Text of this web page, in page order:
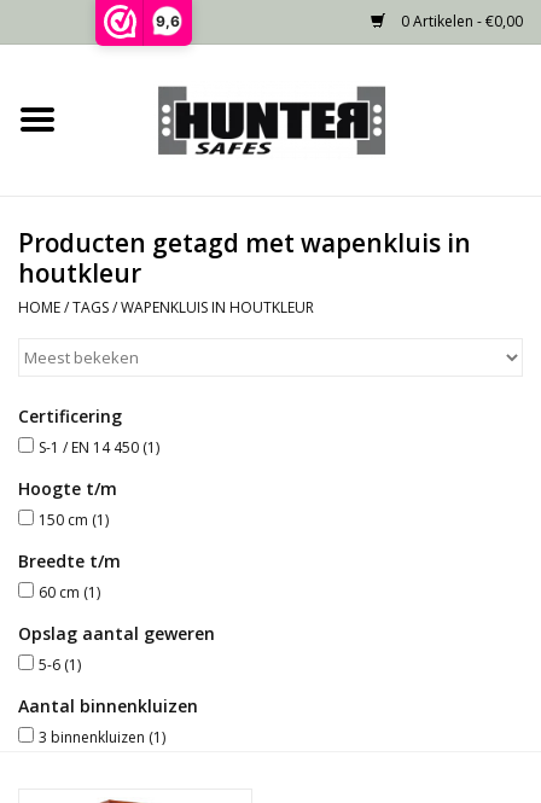
9,6 0 Artikelen - €0,00
Home
Gecertificeerd
Niet gecertificeerd
Recente projecten
Opties
Blog
Producten getagd met wapenkluis in
houtkleur
HOME/TAGS/WAPENKLUIS IN HOUTKLEUR
Certificering
S-1 / EN 14 450 (1)
Hoogte t/m
150 cm (1)
Breedte t/m
60 cm (1)
Opslag aantal geweren
5-6 (1)
Aantal binnenkluizen
3 binnenkluizen (1)